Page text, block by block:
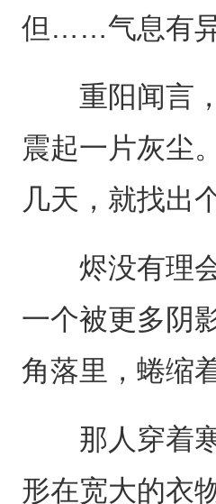
但……气息有
重阳闻言，
震起一片灰尘
几天，就找出
烬没有理会
一个被更多阴
角落里，蜷缩
那人穿着寒
形在宽大的衣